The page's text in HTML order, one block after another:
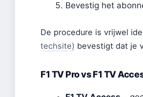
Bevestig het
De procedure is vrijwel
techsite) bevestigt dat je
F1 TV Pro vs F1 TV